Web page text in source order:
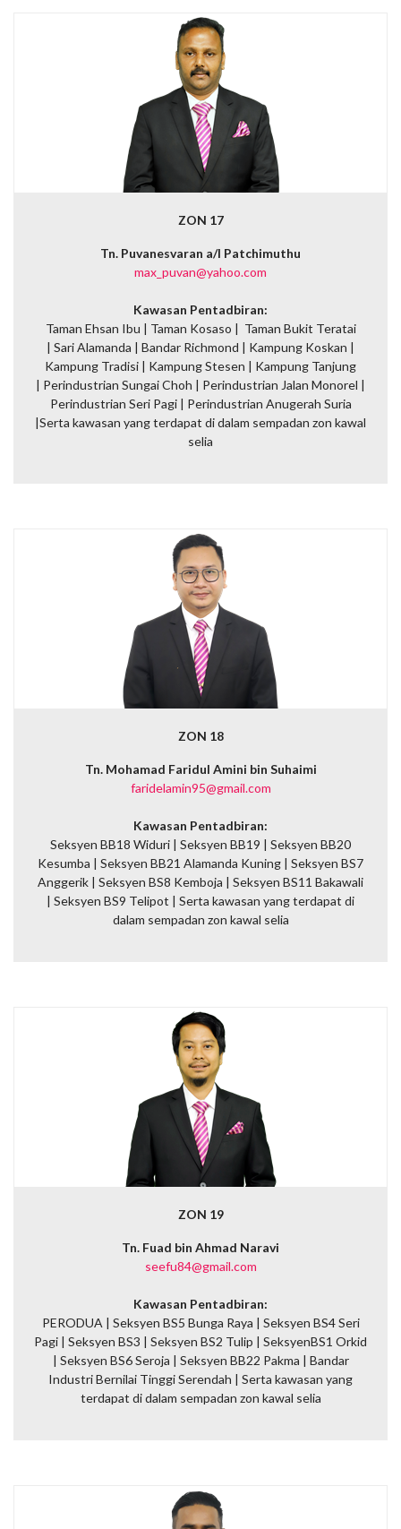
ZON 17
Tn. Puvanesvaran a/l Patchimuthu
max_puvan@yahoo.com
Kawasan Pentadbiran:
Taman Ehsan Ibu | Taman Kosaso | Taman Bukit Teratai
| Sari Alamanda | Bandar Richmond | Kampung Koskan |
Kampung Tradisi | Kampung Stesen | Kampung Tanjung
| Perindustrian Sungai Choh | Perindustrian Jalan Monorel |
Perindustrian Seri Pagi | Perindustrian Anugerah Suria
|Serta kawasan yang terdapat di dalam sempadan zon kawal
selia
ZON 18
Tn. Mohamad Faridul Amini bin Suhaimi
faridelamin95@gmail.com
Kawasan Pentadbiran:
Seksyen BB18 Widuri | Seksyen BB19 | Seksyen BB20
Kesumba | Seksyen BB21 Alamanda Kuning | Seksyen BS7
Anggerik | Seksyen BS8 Kemboja | Seksyen BS11 Bakawali
| Seksyen BS9 Telipot | Serta kawasan yang terdapat di
dalam sempadan zon kawal selia
ZON 19
Tn. Fuad bin Ahmad Naravi
seefu84@gmail.com
Kawasan Pentadbiran:
PERODUA | Seksyen BS5 Bunga Raya | Seksyen BS4 Seri
Pagi | Seksyen BS3 | Seksyen BS2 Tulip | SeksyenBS1 Orkid
| Seksyen BS6 Seroja | Seksyen BB22 Pakma | Bandar
Industri Bernilai Tinggi Serendah | Serta kawasan yang
terdapat di dalam sempadan zon kawal selia